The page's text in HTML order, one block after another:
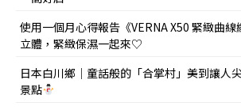
使用一個月心得報告《VERNA X50 緊緻曲
立體，緊緻保濕一起來♡
日本白川鄉｜童話般的「合掌村」美到讓人
景點